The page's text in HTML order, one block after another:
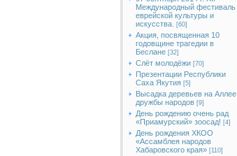
Международный фестиваль
еврейской культуры и
искусства.
[60]
Акция, посвященная 10
годовщине трагедии в
Беслане [32]
Слёт молодёжи [70]
Презентации Республики
Саха Якутия [5]
Высадка деревьев на Аллее
дружбы народов [9]
День рождению очень рад
«Приамурский» зоосад! [4]
День рождения ХКОО
«Ассамблея народов
Хабаровского края» [110]